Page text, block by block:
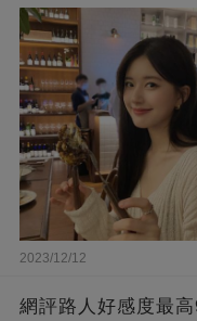
2023/12/12
網評路人好感度最